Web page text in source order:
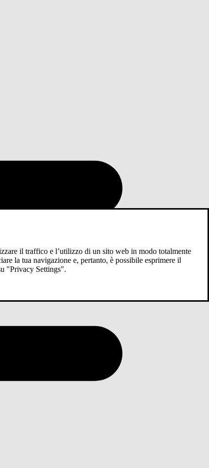
il traffico e l’utilizzo di un sito web in modo totalmente
la tua navigazione e, pertanto, è possibile esprimere il
"Privacy Settings".